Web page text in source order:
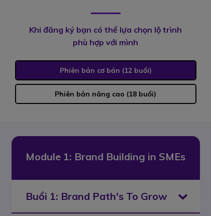
Khi đăng ký bạn có thể lựa chọn lộ trình
phù hợp với mình
Phiên bản nâng cao (18 buổi)
Phiên bản cơ bản (12 buổi)
Module 1: Brand Building in SMEs
Buổi 1: Brand Path's To Grow